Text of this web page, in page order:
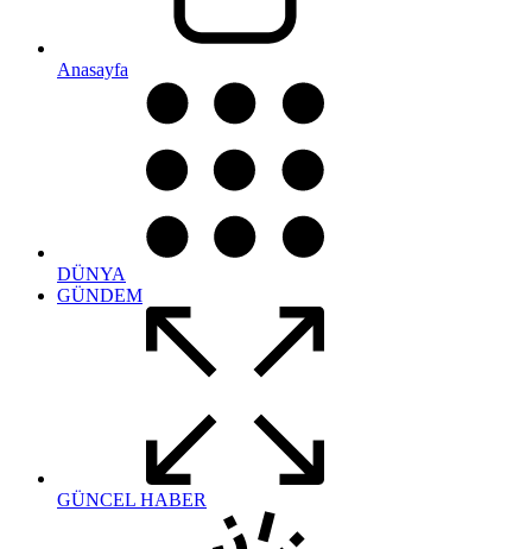
Anasayfa
DÜNYA
GÜNDEM
GÜNCEL HABER